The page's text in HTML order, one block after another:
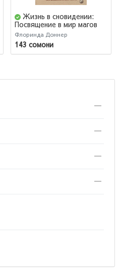
Жизнь в сновидении:
Посвящение в мир магов
Флоринда Доннер
143 сомони